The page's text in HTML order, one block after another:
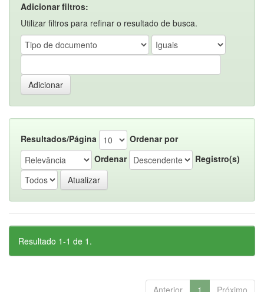
Adicionar filtros:
Utilizar filtros para refinar o resultado de busca.
Resultados/Página
Ordenar por
Ordenar
Registro(s)
Resultado 1-1 de 1.
Anterior 1 Próximo